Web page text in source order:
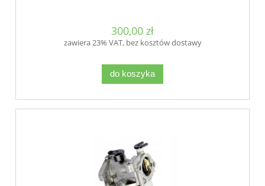
300,00 zł
zawiera 23% VAT, bez kosztów dostawy
do koszyka